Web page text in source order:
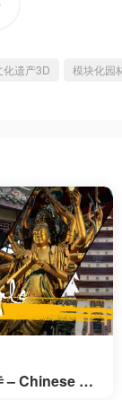
化遗产3D 模块化园
– Chinese Te